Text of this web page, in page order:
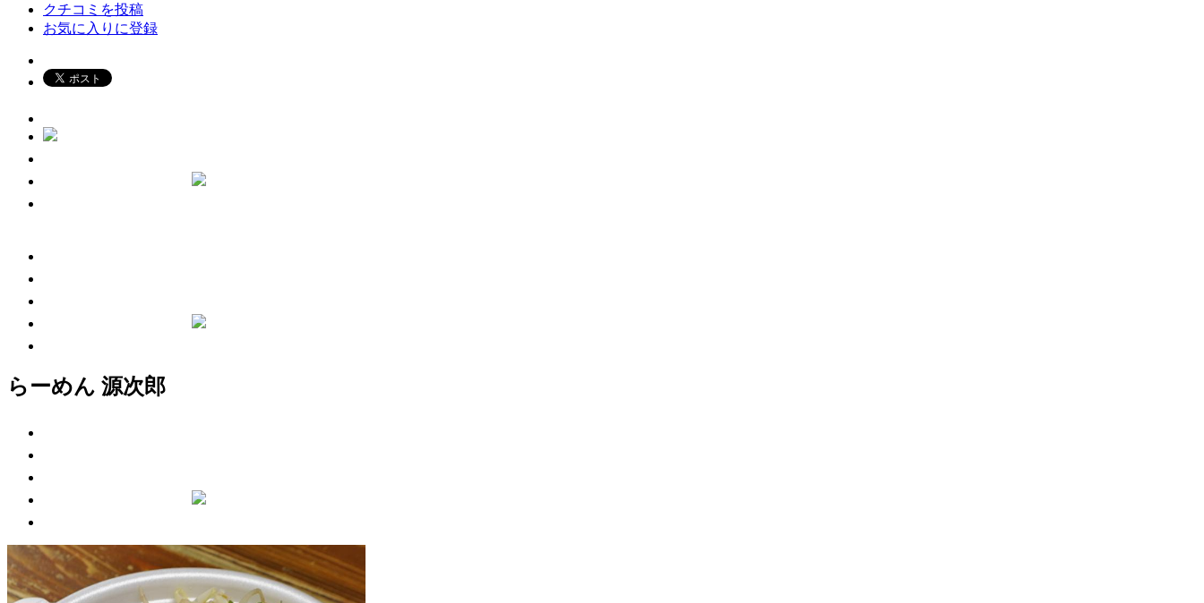
クチコミを投稿
お気に入りに登録
らーめん 源次郎